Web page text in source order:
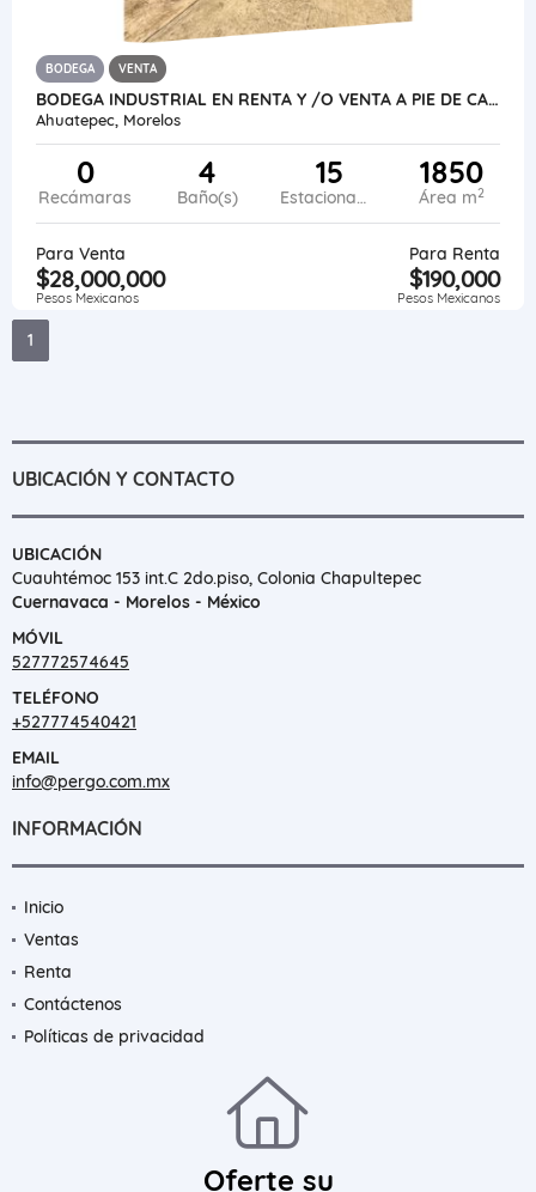
BODEGA VENTA
BODEGA INDUSTRIAL EN RENTA Y /O VENTA A PIE DE CARRETERA
Ahuatepec, Morelos
0
Recámaras
4
Baño(s)
15
Estacionamiento
1850
Área m2
Para Venta
$28,000,000
Pesos Mexicanos
Para Renta
$190,000
Pesos Mexicanos
1
UBICACIÓN Y CONTACTO
UBICACIÓN
Cuauhtémoc 153 int.C 2do.piso, Colonia Chapultepec
Cuernavaca - Morelos - México
MÓVIL
527772574645
TELÉFONO
+527774540421
EMAIL
info@pergo.com.mx
INFORMACIÓN
Inicio
Ventas
Renta
Contáctenos
Políticas de privacidad
Oferte su